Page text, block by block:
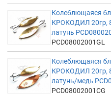
Колеблющаяся
КРОКОДИЛ 20гр,
латунь
PCD08002001GL
Колеблющаяся
КРОКОДИЛ 20гр,
латунь/медь
PCD08002001CG